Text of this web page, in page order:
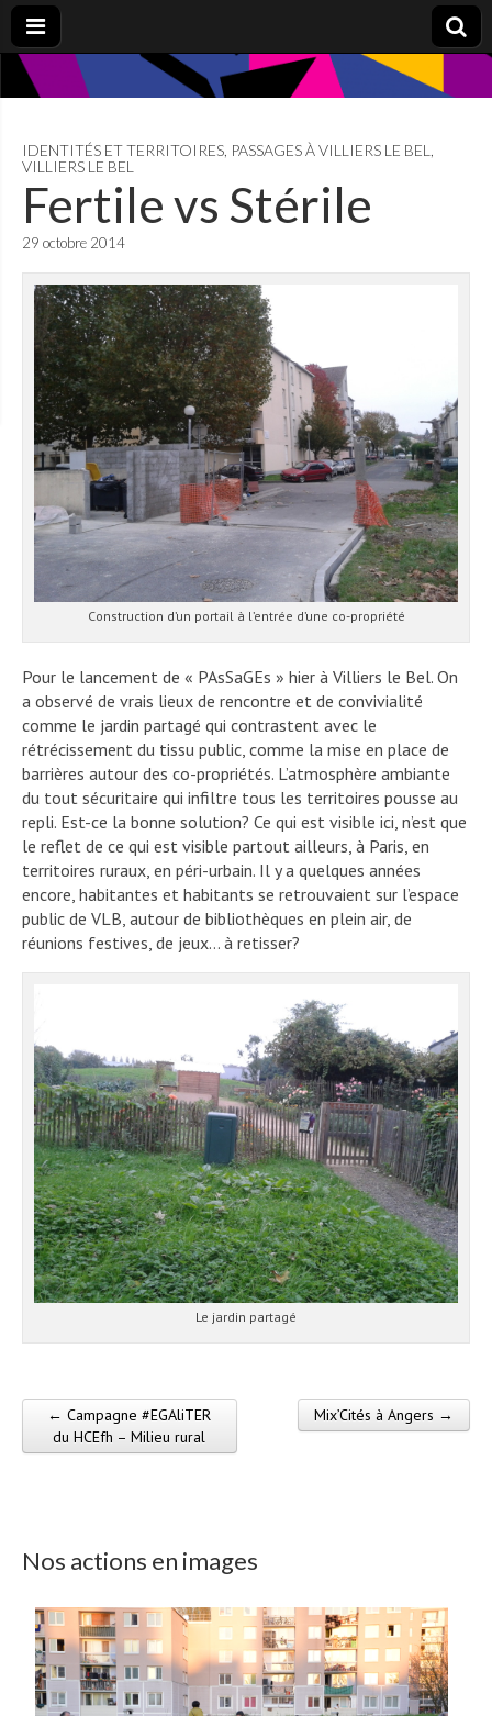
IDENTITÉS ET TERRITOIRES PASSAGES À VILLIERS LE BEL
VILLIERS LE BEL
Fertile vs Stérile
29 octobre 2014
Construction d’un portail à l’entrée d’une co-propriété
Pour le lancement de « PAsSaGEs » hier à Villiers le Bel. On
a observé de vrais lieux de rencontre et de convivialité
comme le jardin partagé qui contrastent avec le
rétrécissement du tissu public, comme la mise en place de
barrières autour des co-propriétés. L’atmosphère ambiante
du tout sécuritaire qui infiltre tous les territoires pousse au
repli. Est-ce la bonne solution? Ce qui est visible ici, n’est que
le reflet de ce qui est visible partout ailleurs, à Paris, en
territoires ruraux, en péri-urbain. Il y a quelques années
encore, habitantes et habitants se retrouvaient sur l’espace
public de VLB, autour de bibliothèques en plein air, de
réunions festives, de jeux… à retisser?
Le jardin partagé
Post navigation
← Campagne #EGAliTER
du HCEfh – Milieu rural
Mix’Cités à Angers →
Nos actions en images